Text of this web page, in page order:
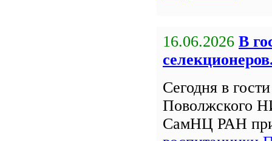
16.06.2026 В
Сегодня в
Поволжского
СамНЦ РАН